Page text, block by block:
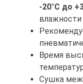
-20°С до
Время
Сушка